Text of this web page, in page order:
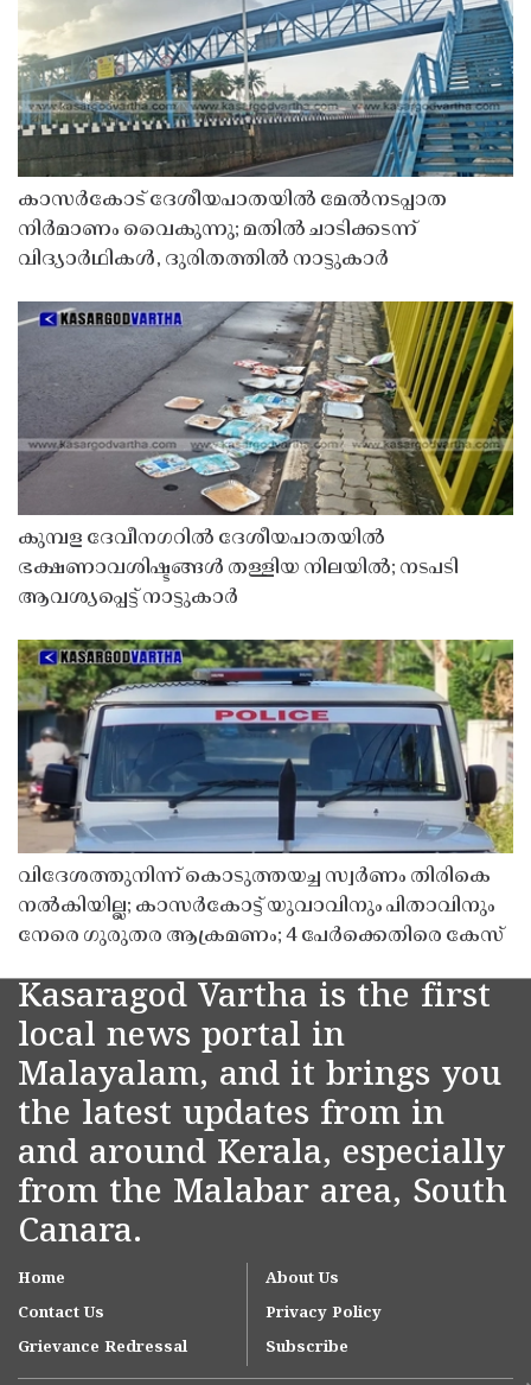
കാസർകോട് ദേശീയപാതയിൽ മേൽനടപ്പാത
നിർമാണം വൈകുന്നു; മതിൽ ചാടിക്കടന്ന്
വിദ്യാർഥികൾ, ദുരിതത്തിൽ നാട്ടുകാർ
കുമ്പള ദേവീനഗറിൽ ദേശീയപാതയിൽ
ഭക്ഷണാവശിഷ്ടങ്ങൾ തള്ളിയ നിലയിൽ; നടപടി
ആവശ്യപ്പെട്ട് നാട്ടുകാർ
വിദേശത്തുനിന്ന് കൊടുത്തയച്ച സ്വർണം തിരികെ
നൽകിയില്ല; കാസർകോട്ട് യുവാവിനും പിതാവിനും
നേരെ ഗുരുതര ആക്രമണം; 4 പേർക്കെതിരെ കേസ്
Kasaragod Vartha is the first
local news portal in
Malayalam, and it brings you
the latest updates from in
and around Kerala, especially
from the Malabar area, South
Canara.
Home
About Us
Contact Us
Privacy Policy
Grievance Redressal
Subscribe